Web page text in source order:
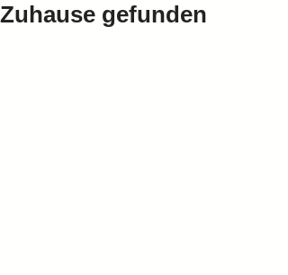
Zuhause gefunden